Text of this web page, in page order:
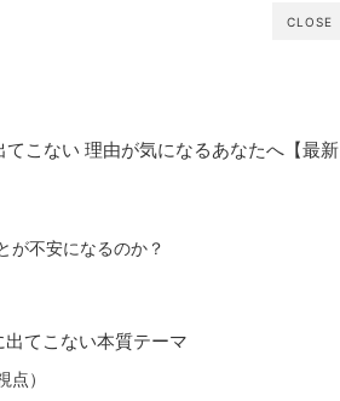
CLOSE
てこない 理由が気になるあなたへ【最新
が不安になるのか？
てこない本質テーマ
点）